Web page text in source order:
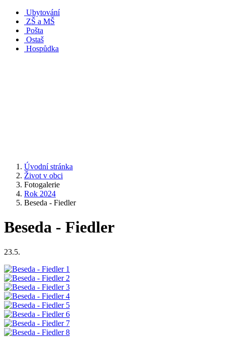
Ubytování
ZŠ a MŠ
Pošta
Ostaš
Hospůdka
Úvodní stránka
Život v obci
Fotogalerie
Rok 2024
Beseda - Fiedler
Beseda - Fiedler
23.5.